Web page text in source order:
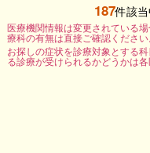
187件該当
医療機関情報は変更されている
療科の有無は直接ご確認ください
お探しの症状を診療対象とする
る診療が受けられるかどうかは